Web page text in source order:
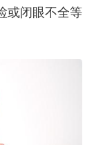
或闭眼不全等